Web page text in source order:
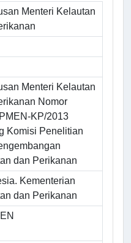
Menteri Kelautan
Menteri Kelautan
Nomor
KP/2013
Komisi Penelitian
dan Perikanan
Kementerian
dan Perikanan